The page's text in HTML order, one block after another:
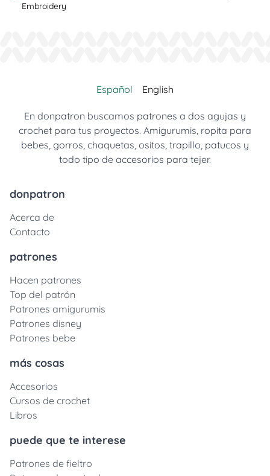
Embroidery
Español English
En donpatron buscamos patrones a dos agujas y
crochet para tus proyectos. Amigurumis, ropita para
bebes, gorros, chaquetas, ositos, trapillo, patucos y
todo tipo de accesorios para tejer.
donpatron
Acerca de
Contacto
patrones
Hacen patrones
Top del patrón
Patrones amigurumis
Patrones disney
Patrones bebe
más cosas
Accesorios
Cursos de crochet
Libros
puede que te interese
Patrones de fieltro